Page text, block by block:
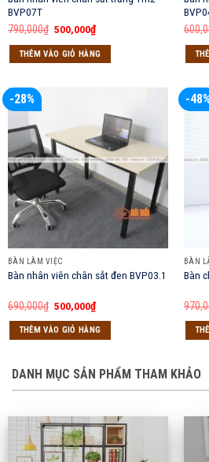
BVP07T
790,000₫ Giá
là:
790,000₫.
500,000₫Giá
hiện
tại
là:
THÊM VÀO GIỎ HÀNG
-28%
BÀN LÀM VIỆC
Bàn nhân viên chân sắt đen BVP03.1
690,000₫ Giá
là:
690,000₫.
500,000₫Giá
hiện
tại
là:
THÊM VÀO GIỎ HÀNG
-48%
BÀN
Bàn
DANH MỤC SẢN PHẨM THAM KHẢO